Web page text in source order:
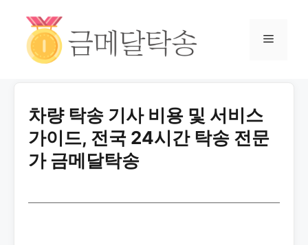
차량 탁송 기사 비용 및 서비스
가이드, 전국 24시간 탁송 전문
가 금메달탁송